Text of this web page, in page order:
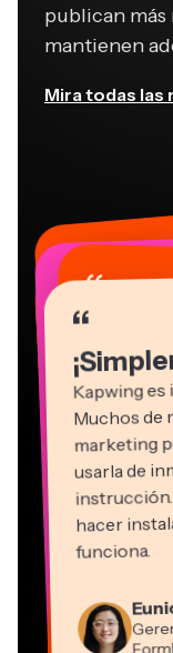
publican más
mantienen
Mira todas las
“
Kapwing
Muchos de
marketing
usarla de
hacer
funciona.
“
“
Co-
“
“
“
“
“